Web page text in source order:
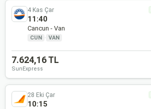
4 Kas Çar
11:40
Cancun - Van
CUN · VAN
7.624,16 TL
SunExpress
28 Eki Çar
10:15